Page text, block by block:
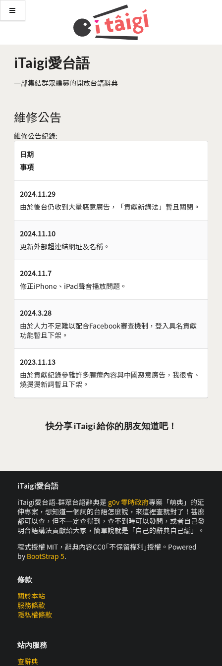
iTaigi愛台語
一部集結群眾編纂的開放台語辭典
維修公告
維修公告紀錄:
日期
事項
2024.11.29
由於後台仍收到大量惡意廣告，「貢獻新講法」暫且關閉。
2024.11.10
更新外部超連結網址及名稱。
2024.11.7
修正iPhone、iPad聲音播放問題。
2024.3.28
由於人力不足難以配合Facebook審查機制，登入具名貢獻
功能暫且下架。
2023.11.13
由於貢獻紀錄參雜許多腥羶內容與中國惡意廣告，我很會、
燒燙燙新詞暫且下架。
快分享 iTaigi 給你的朋友知道吧！
iTaigi愛台語
iTaigi愛台語-群眾台語辭典是 g0v 零時政府專案「萌典」的延
伸專案，想知道一個詞的台語怎麼說，來這裡查就對了！甚麼
都可以查，但不一定查得到，查不到時可以發問，或者自己發
明台語講法貢獻給大家，簡單說就是「自己的辭典自己編」。
程式授權 MIT，辭典內容CC0｢不保留權利｣授權。Powered
by BootStrap 5.
條款
關於本站
服務條款
隱私權條款
站內服務
查辭典